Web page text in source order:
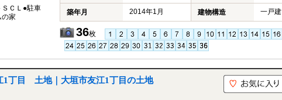
ＣＬ●駐車
家
築年月 2014年1月 建物構造 一戸
36枚
1丁目 土地｜大垣市友江1丁目の土地